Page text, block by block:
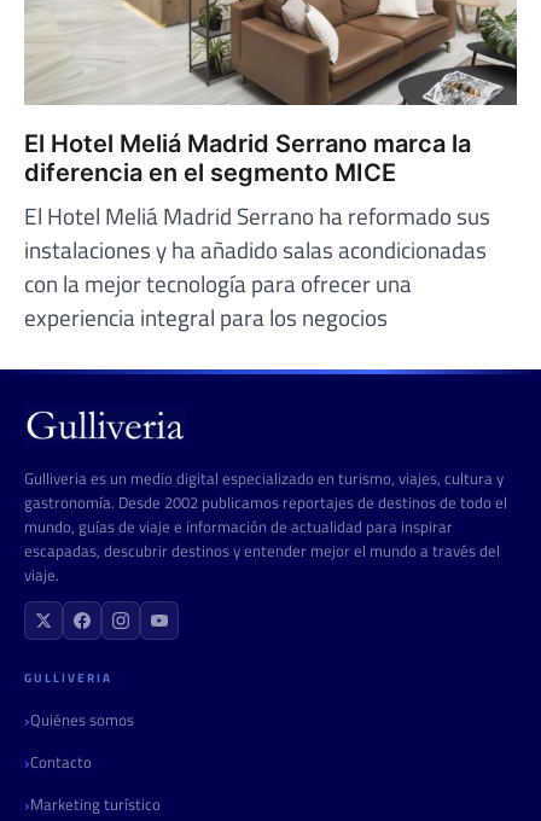
El Hotel Meliá Madrid Serrano marca la
diferencia en el segmento MICE
El Hotel Meliá Madrid Serrano ha reformado sus
instalaciones y ha añadido salas acondicionadas
con la mejor tecnología para ofrecer una
experiencia integral para los negocios
Gulliveria es un medio digital especializado en turismo, viajes, cultura y
gastronomía. Desde 2002 publicamos reportajes de destinos de todo el
mundo, guías de viaje e información de actualidad para inspirar
escapadas, descubrir destinos y entender mejor el mundo a través del
viaje.
GULLIVERIA
Quiénes somos
Contacto
Marketing turístico